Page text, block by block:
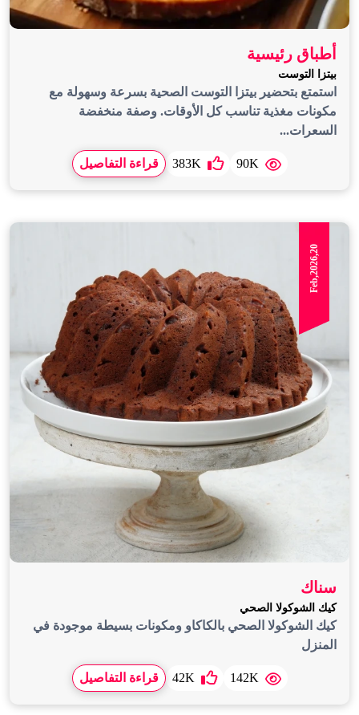
أطباق رئيسية
بيتزا التوست
استمتع بتحضير بيتزا التوست الصحية بسرعة وسهولة مع
مكونات مغذية تناسب كل الأوقات. وصفة منخفضة
السعرات...
90K
383K قراءة التفاصيل
Feb,2026,20
سناك
كيك الشوكولا الصحي
كيك الشوكولا الصحي بالكاكاو ومكونات بسيطة موجودة في
المنزل
142K
42K قراءة التفاصيل